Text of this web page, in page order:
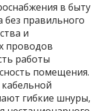
в быту
правильного
и
проводов
работы
помещения.
гибкие шнуры,